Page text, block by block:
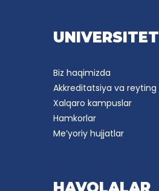
UNIVERSITET
Biz haqimizda
Akkreditatsiya va reyting
Xalqaro kampuslar
Hamkorlar
Me’yoriy hujjatlar